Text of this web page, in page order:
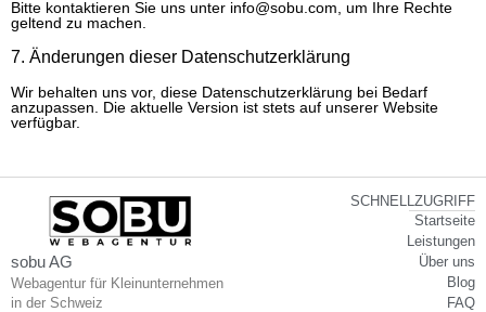
Bitte kontaktieren Sie uns unter info@sobu.com, um Ihre Rechte
geltend zu machen.
7. Änderungen dieser Datenschutzerklärung
Wir behalten uns vor, diese Datenschutzerklärung bei Bedarf
anzupassen. Die aktuelle Version ist stets auf unserer Website
verfügbar.
sobu AG
Webagentur für Kleinunternehmen
in der Schweiz
SCHNELLZUGRIFF
Startseite
Leistungen
Über uns
Blog
FAQ